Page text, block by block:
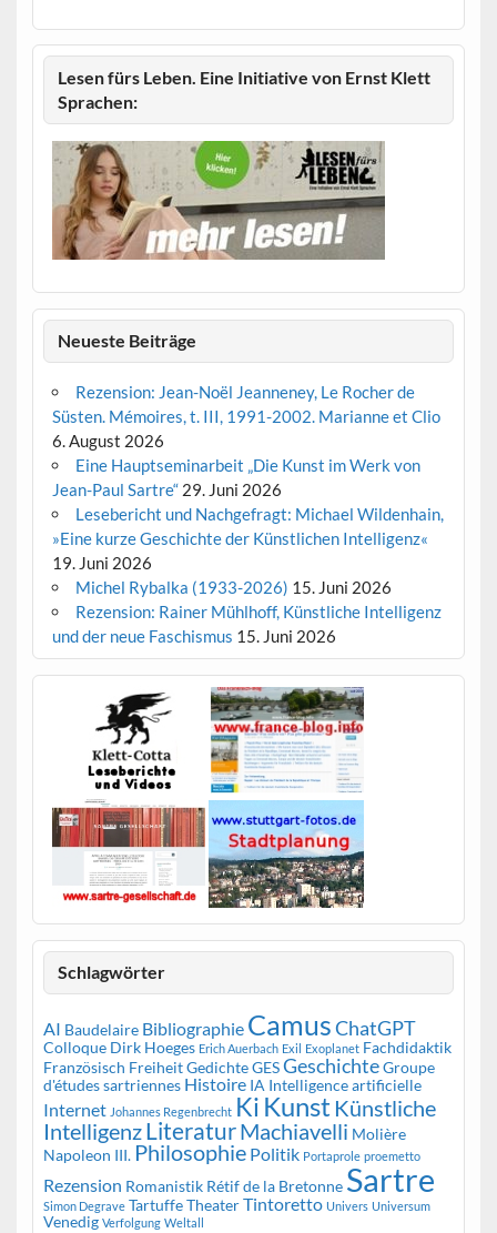
Lesen fürs Leben. Eine Initiative von Ernst Klett
Sprachen:
Neueste Beiträge
Rezension: Jean-Noël Jeanneney, Le Rocher de
Süsten. Mémoires, t. III, 1991-2002. Marianne et Clio
6. August 2026
Eine Hauptseminarbeit „Die Kunst im Werk von
Jean-Paul Sartre“ 29. Juni 2026
Lesebericht und Nachgefragt: Michael Wildenhain,
»Eine kurze Geschichte der Künstlichen Intelligenz«
19. Juni 2026
Michel Rybalka (1933-2026) 15. Juni 2026
Rezension: Rainer Mühlhoff, Künstliche Intelligenz
und der neue Faschismus 15. Juni 2026
Schlagwörter
AI Baudelaire Bibliographie CamusChatGPT
Colloque Dirk Hoeges Erich Auerbach Exil Exoplanet Fachdidaktik
Französisch FreiheitGedichteGESGeschichteGroupe
d'études sartriennes Histoire IA Intelligence artificielle
Internet Johannes Regenbrecht Ki Kunst Künstliche
IntelligenzLiteraturMachiavelli Molière
Napoleon III. Philosophie Politik Portaprole proemetto
Rezension Romanistik Rétif de la Bretonne Sartre
Simon Degrave TartuffeTheaterTintoretto Univers Universum
Venedig Verfolgung Weltall